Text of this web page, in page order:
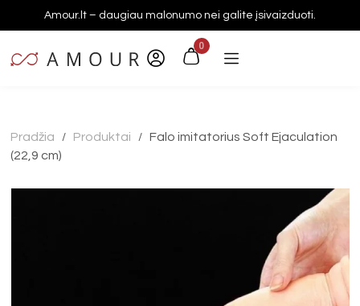
Amour.lt – daugiau malonumo nei galite įsivaizduoti.
0
Pradžia / Produktai /
Falo imitatorius Soft Ejaculation
(22,9 cm)